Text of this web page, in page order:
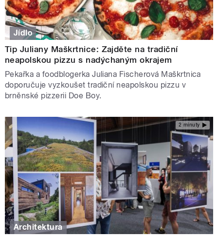
Jídlo
Tip Juliany Maškrtnice: Zajděte na tradiční
neapolskou pizzu s nadýchaným okrajem
Pekařka a foodblogerka Juliana Fischerová Maškrtnica
doporučuje vyzkoušet tradiční neapolskou pizzu v
brněnské pizzerii Doe Boy.
2 minuty
Architektura